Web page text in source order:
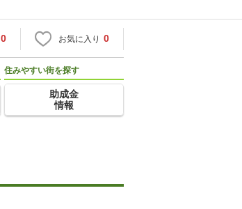
0 お気に入り 0
住みやすい街を探す
助成金
情報